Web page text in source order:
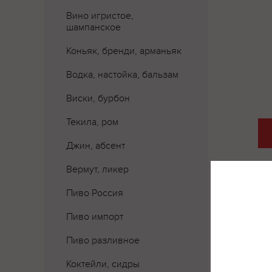
Вино игристое,
шампанское
Коньяк, бренди, арманьяк
Водка, настойка, бальзам
Виски, бурбон
Текила, ром
Джин, абсент
Вермут, ликер
Пиво Россия
Пиво импорт
Пиво разливное
Коктейли, сидры